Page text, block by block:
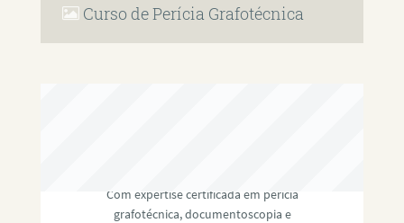
Curso de Perícia Grafotécnica
Com expertise certificada em perícia
grafotécnica, documentoscopia e